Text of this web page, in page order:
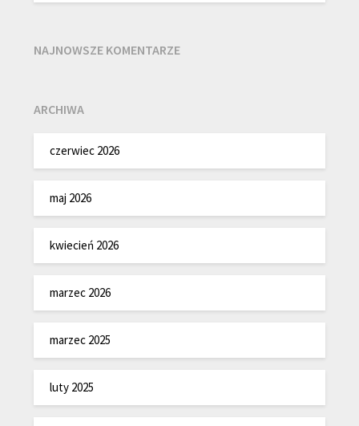
NAJNOWSZE KOMENTARZE
ARCHIWA
czerwiec 2026
maj 2026
kwiecień 2026
marzec 2026
marzec 2025
luty 2025